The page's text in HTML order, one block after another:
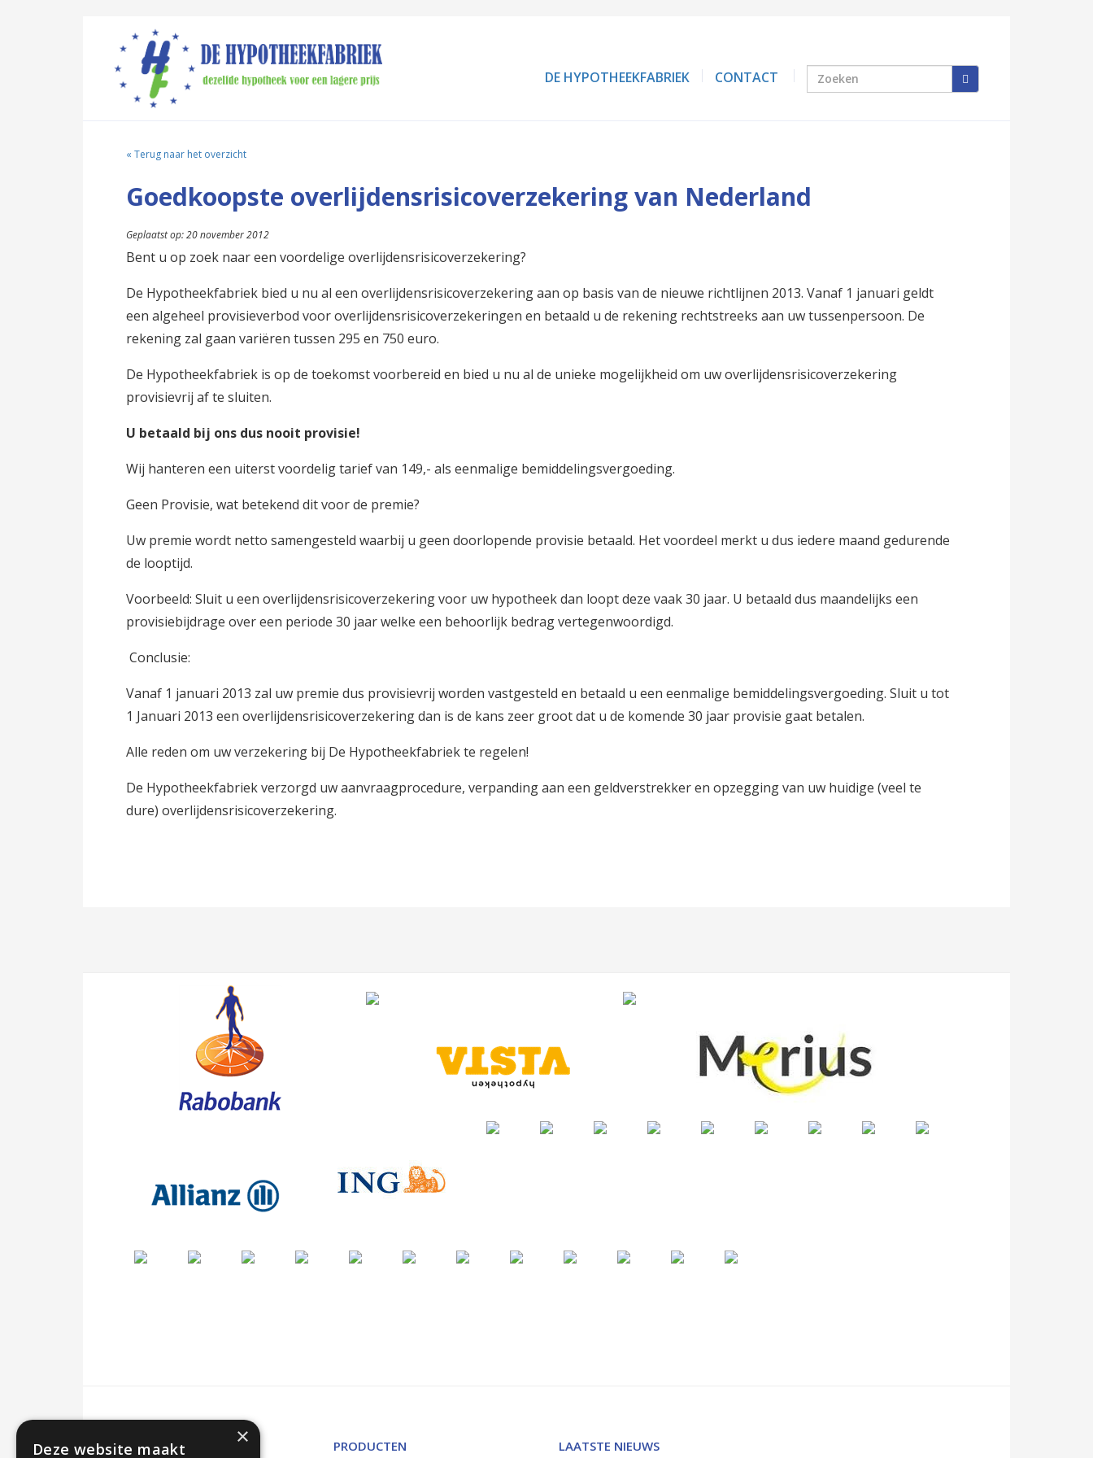
DE HYPOTHEEKFABRIEK CONTACT
« Terug naar het overzicht
Goedkoopste overlijdensrisicoverzekering van Nederland
Geplaatst op: 20 november 2012
Bent u op zoek naar een voordelige overlijdensrisicoverzekering?
De Hypotheekfabriek bied u nu al een overlijdensrisicoverzekering aan op basis van de nieuwe richtlijnen 2013. Vanaf 1 januari geldt
een algeheel provisieverbod voor overlijdensrisicoverzekeringen en betaald u de rekening rechtstreeks aan uw tussenpersoon. De
rekening zal gaan variëren tussen 295 en 750 euro.
De Hypotheekfabriek is op de toekomst voorbereid en bied u nu al de unieke mogelijkheid om uw overlijdensrisicoverzekering
provisievrij af te sluiten.
U betaald bij ons dus nooit provisie!
Wij hanteren een uiterst voordelig tarief van 149,- als eenmalige bemiddelingsvergoeding.
Geen Provisie, wat betekend dit voor de premie?
Uw premie wordt netto samengesteld waarbij u geen doorlopende provisie betaald. Het voordeel merkt u dus iedere maand gedurende
de looptijd.
Voorbeeld: Sluit u een overlijdensrisicoverzekering voor uw hypotheek dan loopt deze vaak 30 jaar. U betaald dus maandelijks een
provisiebijdrage over een periode 30 jaar welke een behoorlijk bedrag vertegenwoordigd.
Conclusie:
Vanaf 1 januari 2013 zal uw premie dus provisievrij worden vastgesteld en betaald u een eenmalige bemiddelingsvergoeding. Sluit u tot
1 Januari 2013 een overlijdensrisicoverzekering dan is de kans zeer groot dat u de komende 30 jaar provisie gaat betalen.
Alle reden om uw verzekering bij De Hypotheekfabriek te regelen!
De Hypotheekfabriek verzorgd uw aanvraagprocedure, verpanding aan een geldverstrekker en opzegging van uw huidige (veel te
dure) overlijdensrisicoverzekering.
OVER ONS PRODUCTEN LAATSTE NIEUWS
×
Deze website maakt